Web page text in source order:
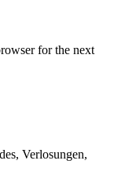
for the next
Verlosungen,